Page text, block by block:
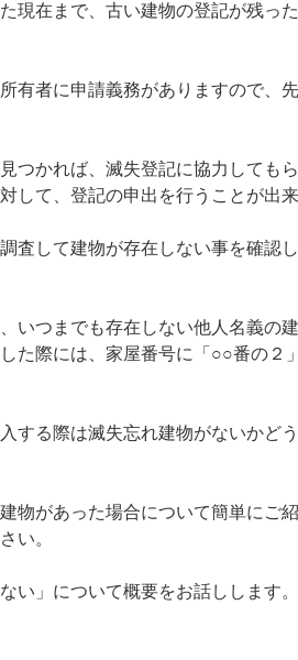
現在まで、古い建物の登記が残っ
有者に申請義務がありますので、
つかれば、滅失登記に協力しても
して、登記の申出を行うことが出来
査して建物が存在しない事を確認
いつまでも存在しない他人名義の
た際には、家屋番号に「○○番の２
する際は滅失忘れ建物がないかど
物があった場合について簡単にご
い。
い」について概要をお話しします。